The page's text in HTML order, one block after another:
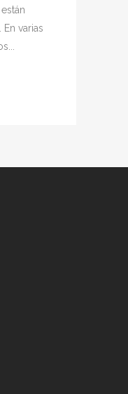
varias